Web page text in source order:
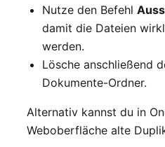
Nutze den Befehl
damit die Dateien
werden.
Lösche anschließend
Dokumente-Ordner.
Alternativ kannst du in
Weboberfläche alte